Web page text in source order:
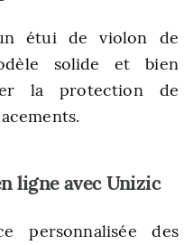
étui de violon de
solide et bien
la protection de
ligne avec Unizic
personnalisée des